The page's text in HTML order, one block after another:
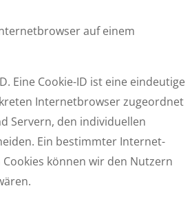
auf einem
Eine Cookie-ID ist eine eindeutige
Internetbrowser zugeordnet
Servern, den individuellen
Ein bestimmter Internet­
können wir den Nutzern